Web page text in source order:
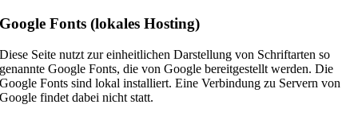
Google Fonts (lokales Hosting)
Diese Seite nutzt zur einheitlichen Darstellung von Schriftarten so
genannte Google Fonts, die von Google bereitgestellt werden. Die
Google Fonts sind lokal installiert. Eine Verbindung zu Servern von
Google findet dabei nicht statt.